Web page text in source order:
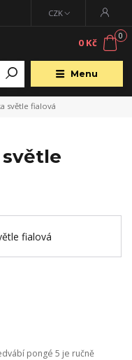
Menu
CZK
0
0 Kč
světle fialová
pongé 5 je ručně